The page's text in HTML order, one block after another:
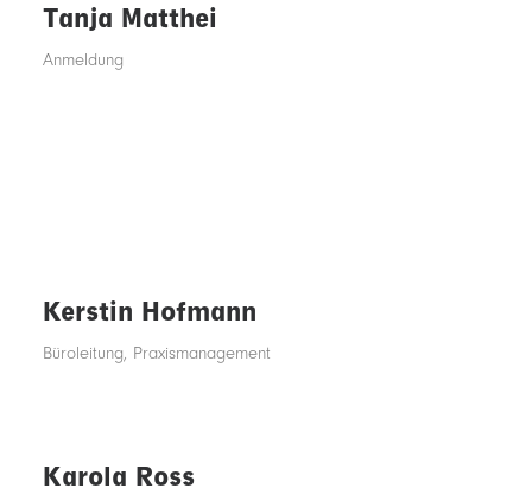
Tanja Matthei
Anmeldung
Kerstin Hofmann
Büroleitung, Praxismanagement
Karola Ross